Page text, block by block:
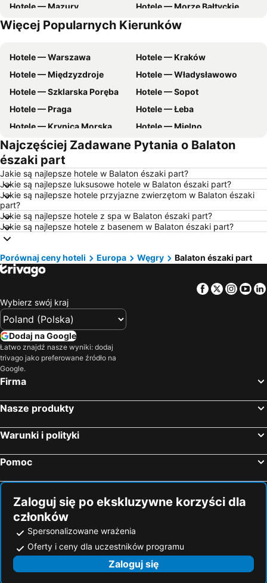
Hotele — Mazury
Hotele — Morze Bałtyckie
Hotele — Malta
Hotele — Wybrzeże Bałtyckie
Więcej Popularnych Kierunków
Hotele — Warszawa
Hotele — Kraków
Hotele — Międzyzdroje
Hotele — Władysławowo
Hotele — Szklarska Poręba
Hotele — Sopot
Hotele — Praga
Hotele — Łeba
Hotele — Krynica Morska
Hotele — Mielno
Hotele — Poznań
Hotele — Gdynia
Hotele — Łódź
Hotele — Rzym
Hotele — Barcelona
Hotele — Szczyrk
Hotele — Szczawnica
Hotele — Wisła
Hotele — zachodniopomorskie
Hotele — wybrzeże Chorwacji
Hotele — Pomorskie
Hotele — Jezioro Garda
Hotele — Grecja
Hotele — Bieszczady
Hotele — Albania
Hotele — Sardynia
Hotele — Trójmiasto
Hotele — Kreta
Hotele — Sycylia
Najczęściej Zadawane Pytania o Balaton
északi part
Jakie są najlepsze hotele w Balaton északi part?
Jakie są najlepsze luksusowe hotele w Balaton északi part?
Jakie są najlepsze hotele przyjazne zwierzętom w Balaton északi
part?
Jakie są najlepsze hotele z spa w Balaton északi part?
Jakie są najlepsze hotele z basenem w Balaton északi part?
Porównaj ceny hoteli Europa Węgry Balaton északi part
Facebook
Twitter
Wybierz swój kraj
Dodaj na Google
Łatwo znajdź nasze wyniki: dodaj
trivago jako preferowane źródło na
Google.
Firma
Nasze produkty
Warunki i polityki
Pomoc
Zaloguj się po ekskluzywne korzyści dla
członków
Spersonalizowane wrażenia
Oferty i ceny dla uczestników programu
Zaloguj się